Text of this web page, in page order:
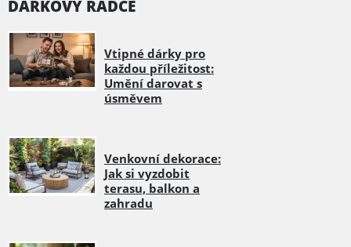
DÁRKOVÝ RÁDCE
Vtipné dárky pro
každou příležitost:
Umění darovat s
úsměvem
Venkovní dekorace:
Jak si vyzdobit
terasu, balkon a
zahradu